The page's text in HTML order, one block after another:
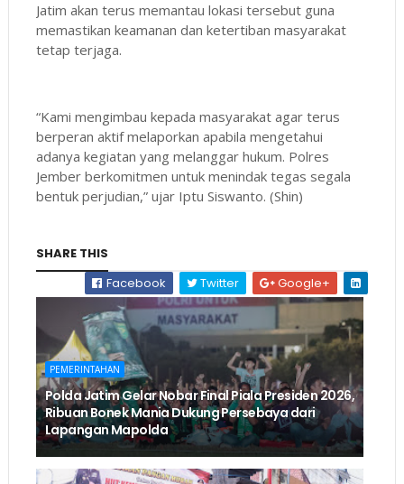
Jatim akan terus memantau lokasi tersebut guna
memastikan keamanan dan ketertiban masyarakat
tetap terjaga.
“Kami mengimbau kepada masyarakat agar terus
berperan aktif melaporkan apabila mengetahui
adanya kegiatan yang melanggar hukum. Polres
Jember berkomitmen untuk menindak tegas segala
bentuk perjudian,” ujar Iptu Siswanto. (Shin)
SHARE THIS
Facebook
Twitter Google+
PEMERINTAHAN
Polda Jatim Gelar Nobar Final Piala Presiden 2026,
Ribuan Bonek Mania Dukung Persebaya dari
Lapangan Mapolda